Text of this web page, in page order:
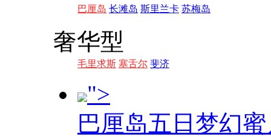
巴厘岛 长滩岛 斯里兰卡 苏梅岛
奢华型
毛里求斯 塞舌尔 斐济
">
巴厘岛五日梦幻